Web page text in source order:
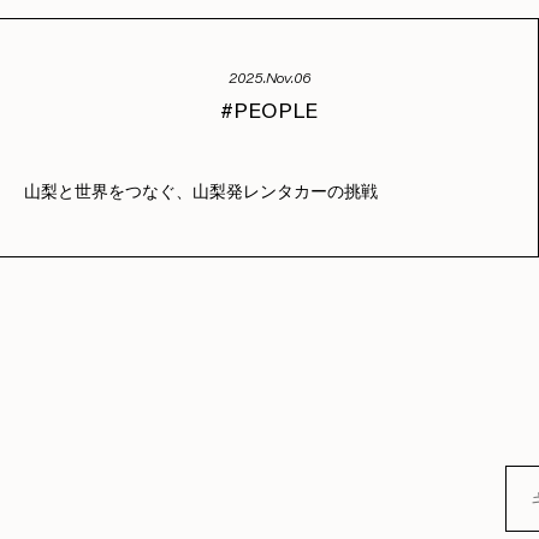
2025.Nov.06
PEOPLE
山梨と世界をつなぐ、山梨発レンタカーの挑戦